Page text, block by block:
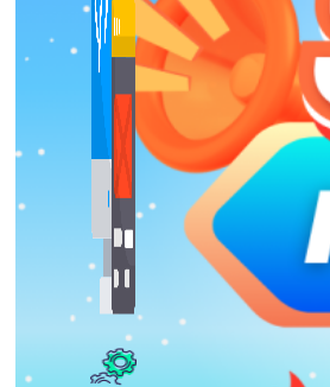
Kiến Thức Website
Xem thêm phần mềm khác
Bảng Giá
Thanh Toán
Kiến Thức Marketing